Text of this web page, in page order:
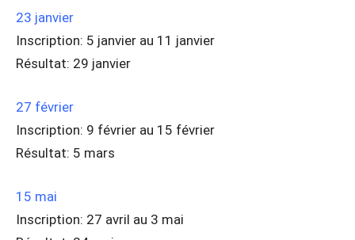
23 janvier
Inscription: 5 janvier au 11 janvier
Résultat: 29 janvier
27 février
Inscription: 9 février au 15 février
Résultat: 5 mars
15 mai
Inscription: 27 avril au 3 mai